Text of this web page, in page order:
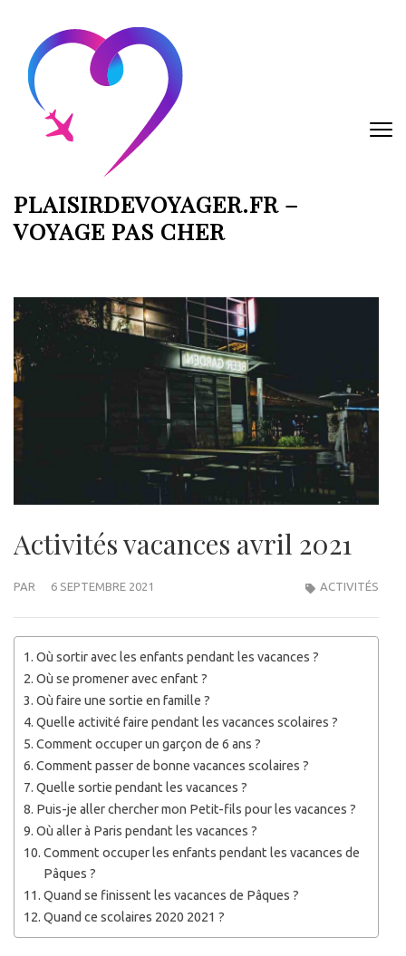
contenu
(Pressez
Entrée)
PLAISIRDEVOYAGER.FR –
VOYAGE PAS CHER
Activités vacances avril 2021
PAR 6 SEPTEMBRE 2021 ACTIVITÉS
Où sortir avec les enfants pendant les vacances ?
Où se promener avec enfant ?
Où faire une sortie en famille ?
Quelle activité faire pendant les vacances scolaires ?
Comment occuper un garçon de 6 ans ?
Comment passer de bonne vacances scolaires ?
Quelle sortie pendant les vacances ?
Puis-je aller chercher mon Petit-fils pour les vacances ?
Où aller à Paris pendant les vacances ?
Comment occuper les enfants pendant les vacances de
Pâques ?
Quand se finissent les vacances de Pâques ?
Quand ce scolaires 2020 2021 ?